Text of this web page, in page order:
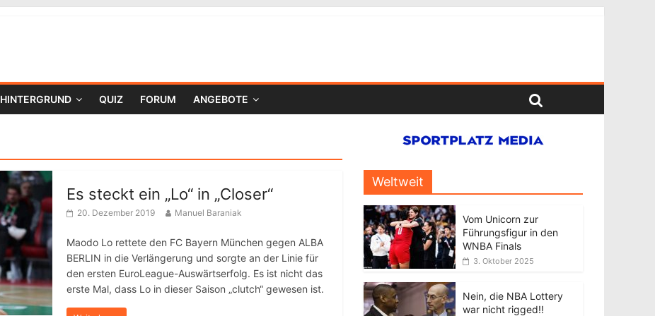
HINTERGRUND QUIZ FORUM ANGEBOTE
Es steckt ein „Lo“ in „Closer“
20. Dezember 2019 Manuel Baraniak
Maodo Lo rettete den FC Bayern München gegen ALBA
BERLIN in die Verlängerung und sorgte an der Linie für
den ersten EuroLeague-Auswärtserfolg. Es ist nicht das
erste Mal, dass Lo in dieser Saison „clutch“ gewesen ist.
Weltweit
Vom Unicorn zur
Führungsfigur in den
WNBA Finals
3. Oktober 2025
Nein, die NBA Lottery
war nicht rigged!!